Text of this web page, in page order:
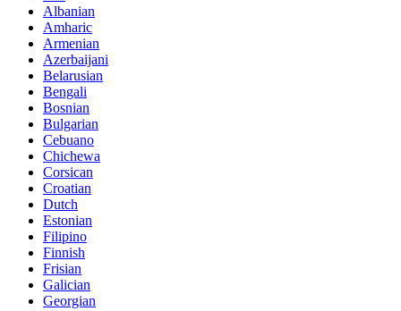
Albanian
Amharic
Armenian
Azerbaijani
Belarusian
Bengali
Bosnian
Bulgarian
Cebuano
Chichewa
Corsican
Croatian
Dutch
Estonian
Filipino
Finnish
Frisian
Galician
Georgian